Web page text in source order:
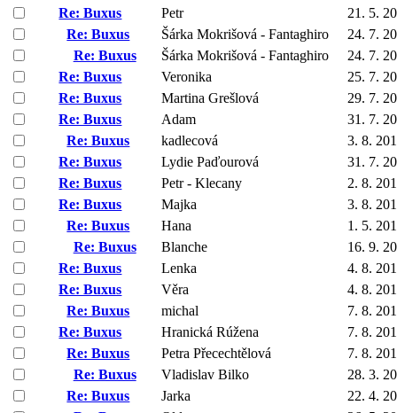
Re: Buxus
Petr
21. 5.
Re: Buxus
Šárka Mokrišová - Fantaghiro
24. 7.
Re: Buxus
Šárka Mokrišová - Fantaghiro
24. 7.
Re: Buxus
Veronika
25. 7.
Re: Buxus
Martina Grešlová
29. 7.
Re: Buxus
Adam
31. 7.
Re: Buxus
kadlecová
3. 8.
Re: Buxus
Lydie Paďourová
31. 7.
Re: Buxus
Petr - Klecany
2. 8.
Re: Buxus
Majka
3. 8.
Re: Buxus
Hana
1. 5.
Re: Buxus
Blanche
16. 9.
Re: Buxus
Lenka
4. 8.
Re: Buxus
Věra
4. 8.
Re: Buxus
michal
7. 8.
Re: Buxus
Hranická Rúžena
7. 8.
Re: Buxus
Petra Přecechtělová
7. 8.
Re: Buxus
Vladislav Bilko
28. 3.
Re: Buxus
Jarka
22. 4.